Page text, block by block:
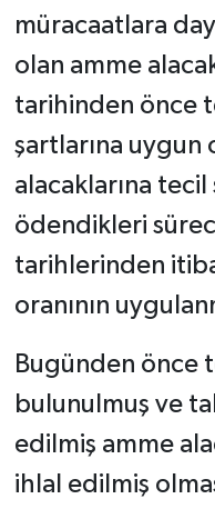
müracaatlara
olan amme
tarihinden önce
şartlarına uygun
alacaklarına
ödendikleri
tarihlerinden
oranının
Bugünden önce
bulunulmuş ve
edilmiş amme
ihlal edilmiş